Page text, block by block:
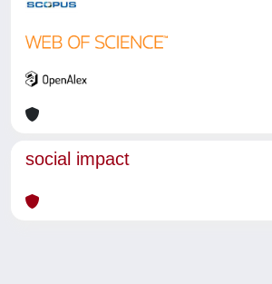
social impact